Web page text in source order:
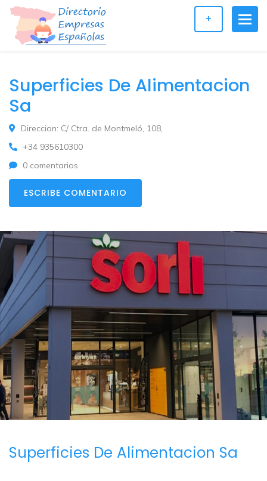
+
Superficies De Alimentacion
Sa
Direccion: C/ Ctra. de Montmeló, 108,
+34 935610300
0 comentarios
ESCRIBE COMENTARIO
Superficies De Alimentacion Sa